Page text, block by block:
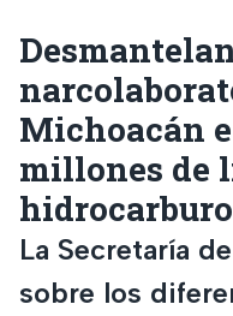
Michoacán
millones de
La Secretaría
sobre los